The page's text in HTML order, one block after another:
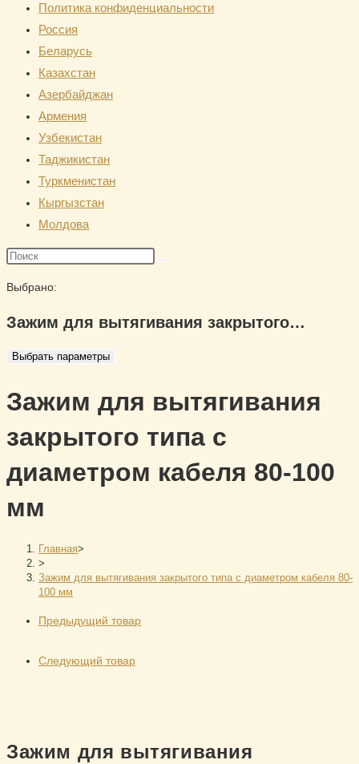
по
веб-
сайту
Политика конфиденциальности
Россия
Беларусь
Казахстан
Азербайджан
Армения
Узбекистан
Таджикистан
Туркменистан
Кыргызстан
Молдова
Поиск
сайте
Выбрано:
Зажим для вытягивания закрытого…
Выбрать параметры
Зажим для вытягивания
закрытого типа с
диаметром кабеля 80-100
мм
Главная>
>
Зажим для вытягивания закрытого типа с диаметром кабеля 80-
100 мм
Предыдущий товар
Следующий товар
Зажим для вытягивания